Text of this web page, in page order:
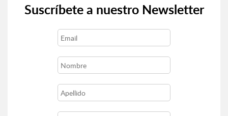
Suscríbete a nuestro Newsletter